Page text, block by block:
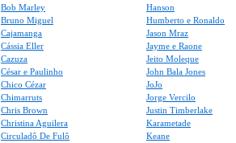
Bob Marley
Bruno Miguel
Cajamanga
Cássia Eller
Cazuza
César e Paulinho
Chico Cézar
Chimarruts
Chris Brown
Christina Aguilera
Circuladô De Fulô
Hanson
Humberto e Ronaldo
Jason Mraz
Jayme e Raone
Jeito Moleque
John Bala Jones
JoJo
Jorge Vercilo
Justin Timberlake
Karametade
Keane